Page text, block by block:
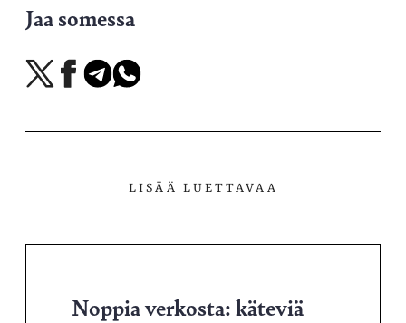
Jaa somessa
Jaa
X-
Jaa
Facebookissa
Jaa
Telegramissa
Jaa
WhatsAppissa
LISÄÄ LUETTAVAA
Noppia verkosta: käteviä